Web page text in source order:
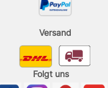
Versand
Folgt uns